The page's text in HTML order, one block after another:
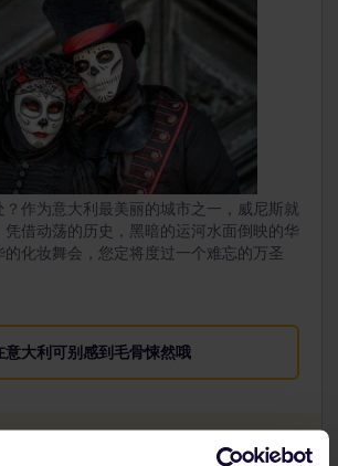
作为意大利最美丽的城市之一，威尼斯就
借动荡的历史，黑暗的运河水面倒映的华
化妆舞会，您定将度过一个难忘的万圣
意大利可别感到毛骨悚然哦
is on a major rail line served by local,